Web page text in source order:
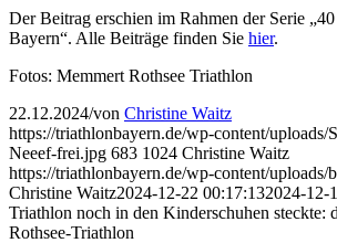
Der Beitrag erschien im Rahmen der Serie
Bayern“. Alle Beiträge finden Sie hier.
Fotos: Memmert Rothsee Triathlon
22.12.2024/von Christine Waitz
https://triathlonbayern.de/wp-content/uploads/
Neeef-frei.jpg 683 1024 Christine Waitz
https://triathlonbayern.de/wp-content/uploads/
Christine Waitz2024-12-22 00:17:132024-12-
Triathlon noch in den Kinderschuhen steckte:
Rothsee-Triathlon